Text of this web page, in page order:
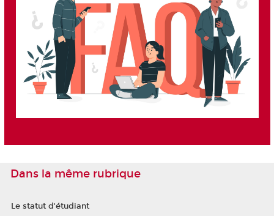
Dans la même rubrique
Le statut d'étudiant